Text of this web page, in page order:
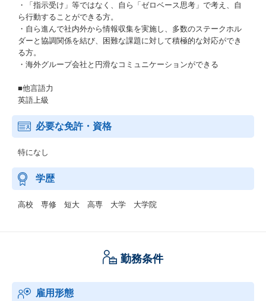
・「指示受け」等ではなく、自ら「ゼロベース思考」で考え、自
ら行動することができる方。
・自ら進んで社内外から情報収集を実施し、多数のステークホル
ダーと協調関係を結び、困難な課題に対して積極的な対応ができ
る方。
・海外グループ会社と円滑なコミュニケーションができる
■他言語力
英語上級
必要な免許・資格
特になし
学歴
高校 専修 短大 高専 大学 大学院
勤務条件
雇用形態